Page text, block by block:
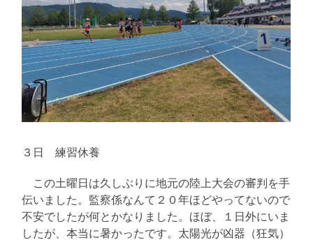
３日 練習休養
この土曜日は久しぶりに地元の陸上大会の審判を手
伝いました。監察係なんて２０年ほどやってないので
不安でしたが何とかなりました。ほぼ、１日外にいま
したが、本当に暑かったです。太陽光が凶器（狂気）